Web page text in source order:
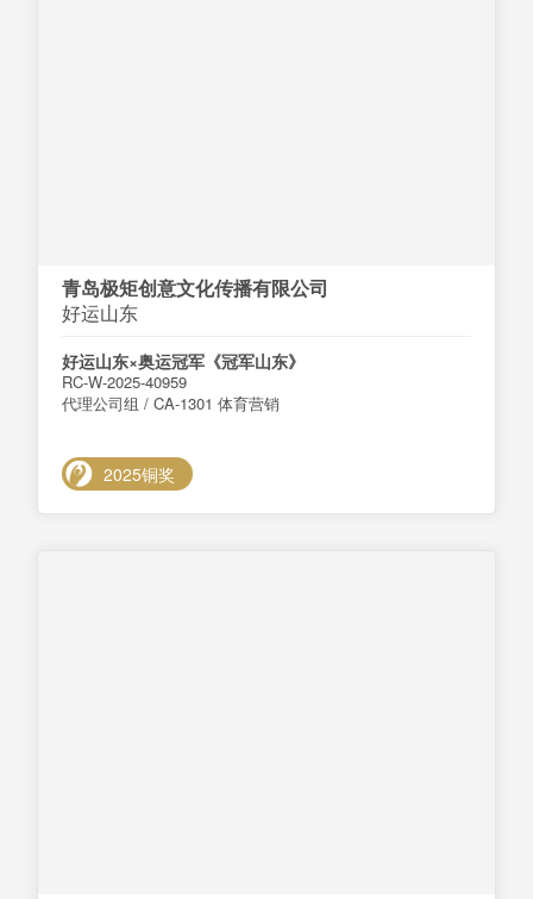
青岛极矩创意文化传播有限公司
好运山东
好运山东×奥运冠军《冠军山东》
RC-W-2025-40959
代理公司组 / CA-1301 体育营销
2025铜奖